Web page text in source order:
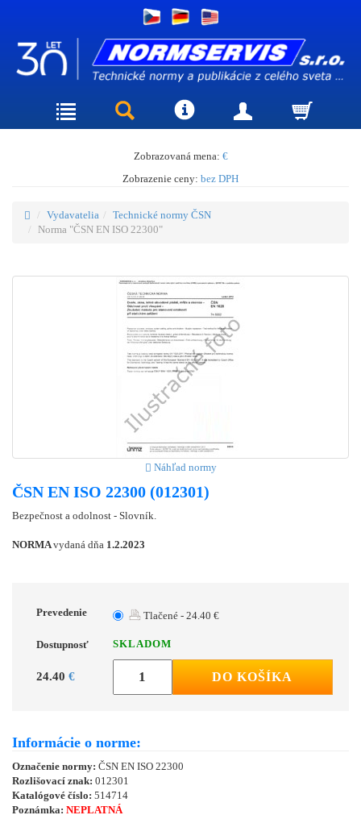
Zobrazovaná mena: €
Zobrazenie ceny: bez DPH
Vydavatelia
Technické normy ČSN
Norma "ČSN EN ISO 22300"
Náhľad normy
ČSN EN ISO 22300 (012301)
Bezpečnost a odolnost - Slovník.
NORMAvydaná dňa 1.2.2023
Prevedenie Tlačené - 24.40 €
Dostupnosť SKLADOM
24.40 € DO KOŠÍKA
Informácie o norme:
Označenie normy: ČSN EN ISO 22300
Rozlišovací znak: 012301
Katalógové číslo: 514714
Poznámka: NEPLATNÁ